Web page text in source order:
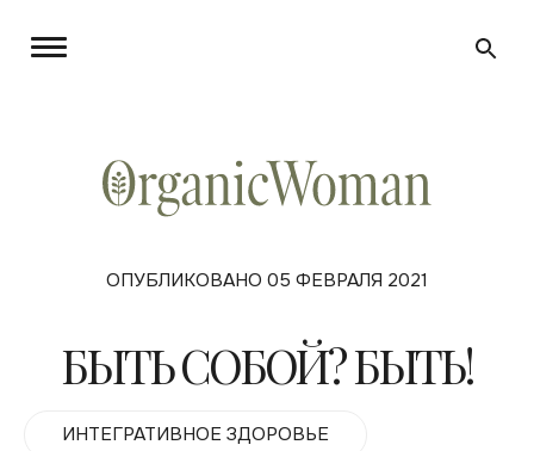
ОПУБЛИКОВАНО 05 ФЕВРАЛЯ 2021
БЫТЬ СОБОЙ? БЫТЬ!
ИНТЕГРАТИВНОЕ ЗДОРОВЬЕ